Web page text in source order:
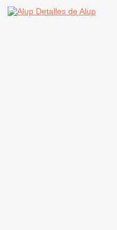
Detalles de Alup